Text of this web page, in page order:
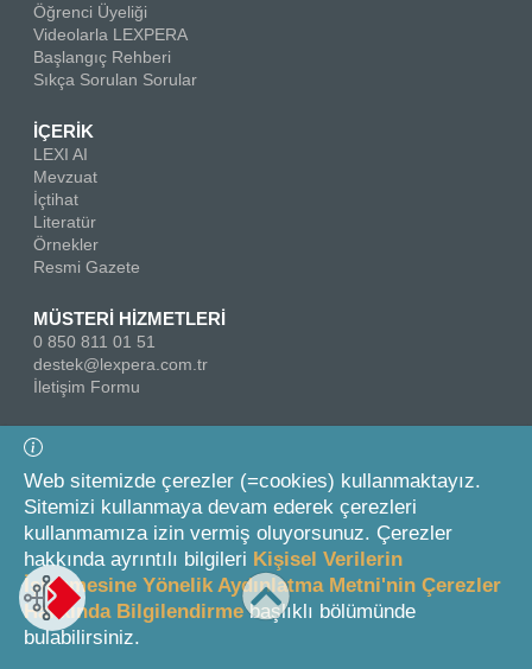
Öğrenci Üyeliği
Videolarla LEXPERA
Başlangıç Rehberi
Sıkça Sorulan Sorular
İÇERİK
LEXI AI
Mevzuat
İçtihat
Literatür
Örnekler
Resmi Gazete
MÜSTERİ HİZMETLERİ
0 850 811 01 51
destek@lexpera.com.tr
İletişim Formu
Bizi Takip Edin
© 2026 On İki Levha Yayıncılık A.Ş.
Web sitemizde çerezler (=cookies) kullanmaktayız.
Sitemizi kullanmaya devam ederek çerezleri
kullanmamıza izin vermiş oluyorsunuz. Çerezler
hakkında ayrıntılı bilgileri Kişisel Verilerin
İşlenmesine Yönelik Aydınlatma Metni'nin Çerezler
Hakkında Bilgilendirmebaşlıklı bölümünde
bulabilirsiniz.